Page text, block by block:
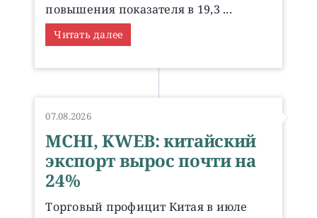
повышения показателя в 19,3 ...
Читать далее
07.08.2026
MCHI, KWEB: китайский
экспорт вырос почти на
24%
Торговый профицит Китая в июле